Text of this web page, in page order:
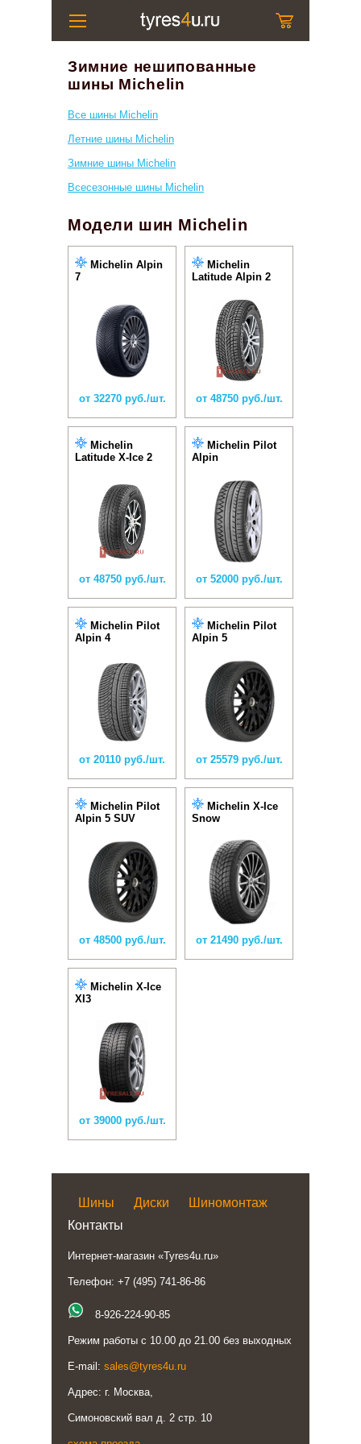
Зимние нешипованные
шины Michelin
Все шины Michelin
Летние шины Michelin
Зимние шины Michelin
Всесезонные шины Michelin
Модели шин Michelin
Michelin Alpin
7
от 32270 руб./шт.
Michelin
Latitude Alpin 2
от 48750 руб./шт.
Michelin
Latitude X-Ice 2
от 48750 руб./шт.
Michelin Pilot
Alpin
от 52000 руб./шт.
Michelin Pilot
Alpin 4
от 20110 руб./шт.
Michelin Pilot
Alpin 5
от 25579 руб./шт.
Michelin Pilot
Alpin 5 SUV
от 48500 руб./шт.
Michelin X-Ice
Snow
от 21490 руб./шт.
Michelin X-Ice
XI3
от 39000 руб./шт.
Шины Диски
Шиномонтаж
Контакты
Интернет-магазин «Tyres4u.ru»
Телефон: +7 (495) 741-86-86
8-926-224-90-85
Режим работы с 10.00 до 21.00 без выходных
E-mail: sales@tyres4u.ru
Адрес: г. Москва,
Симоновский вал д. 2 стр. 10